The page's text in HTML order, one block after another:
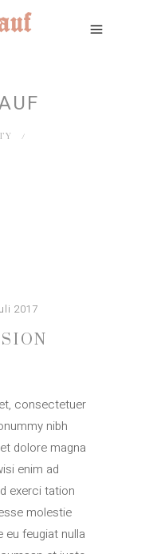
/
2017
consectetuer
nibh
dolore magna
enim ad
exerci tation
molestie
eu feugiat nulla